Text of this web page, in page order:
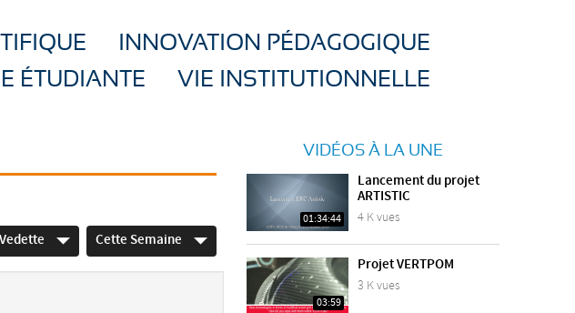
INNOVATION PÉDAGOGIQUE
ÉTUDIANTE VIE INSTITUTIONNELLE
Cette Semaine
VIDÉOS À LA UNE
01:34:44
Lancement du projet
ARTISTIC
4 K vues
03:59
Projet VERTPOM
3 K vues